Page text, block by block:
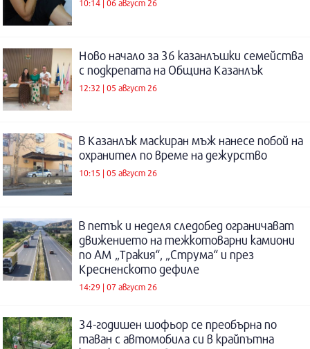
10:14 | 06 август 26
Ново начало за 36 казанлъшки семейства
с подкрепата на Община Казанлък
12:32 | 05 август 26
В Казанлък маскиран мъж нанесе побой на
охранител по време на дежурство
10:15 | 05 август 26
В петък и неделя следобед ограничават
движението на тежкотоварни камиони
по АМ „Тракия“, „Струма“ и през
Кресненското дефиле
14:29 | 07 август 26
34-годишен шофьор се преобърна по
таван с автомобила си в крайпътна